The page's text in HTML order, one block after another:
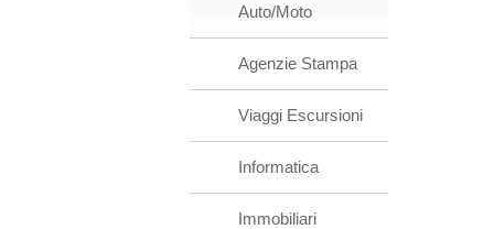
Auto/Moto
Agenzie Stampa
Viaggi Escursioni
Informatica
Immobiliari